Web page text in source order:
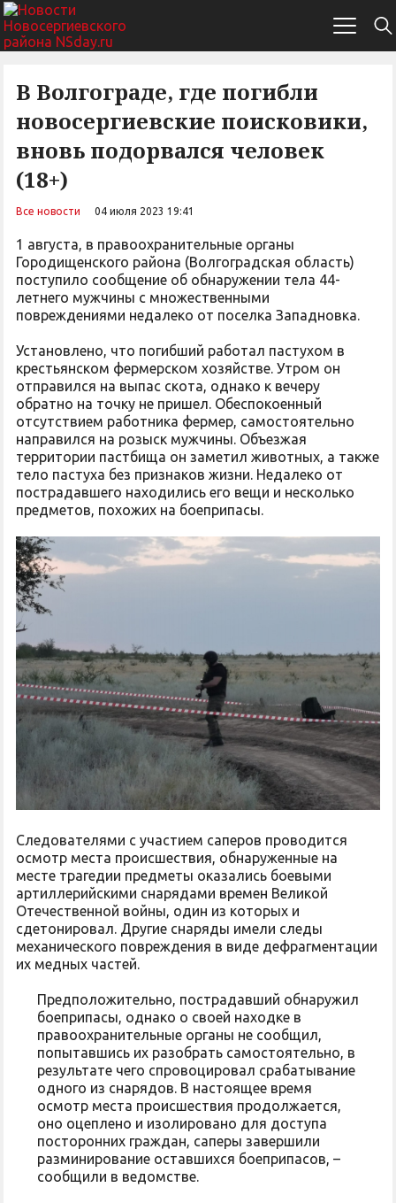
В Волгограде, где погибли
новосергиевские поисковики,
вновь подорвался человек
(18+)
Все новости 04 июля 2023 19:41
1 августа, в правоохранительные органы
Городищенского района (Волгоградская область)
поступило сообщение об обнаружении тела 44-
летнего мужчины с множественными
повреждениями недалеко от поселка Западновка.
Установлено, что погибший работал пастухом в
крестьянском фермерском хозяйстве. Утром он
отправился на выпас скота, однако к вечеру
обратно на точку не пришел. Обеспокоенный
отсутствием работника фермер, самостоятельно
направился на розыск мужчины. Объезжая
территории пастбища он заметил животных, а также
тело пастуха без признаков жизни. Недалеко от
пострадавшего находились его вещи и несколько
предметов, похожих на боеприпасы.
Следователями с участием саперов проводится
осмотр места происшествия, обнаруженные на
месте трагедии предметы оказались боевыми
артиллерийскими снарядами времен Великой
Отечественной войны, один из которых и
сдетонировал. Другие снаряды имели следы
механического повреждения в виде дефрагментации
их медных частей.
Предположительно, пострадавший обнаружил
боеприпасы, однако о своей находке в
правоохранительные органы не сообщил,
попытавшись их разобрать самостоятельно, в
результате чего спровоцировал срабатывание
одного из снарядов. В настоящее время
осмотр места происшествия продолжается,
оно оцеплено и изолировано для доступа
посторонних граждан, саперы завершили
разминирование оставшихся боеприпасов, –
сообщили в ведомстве.